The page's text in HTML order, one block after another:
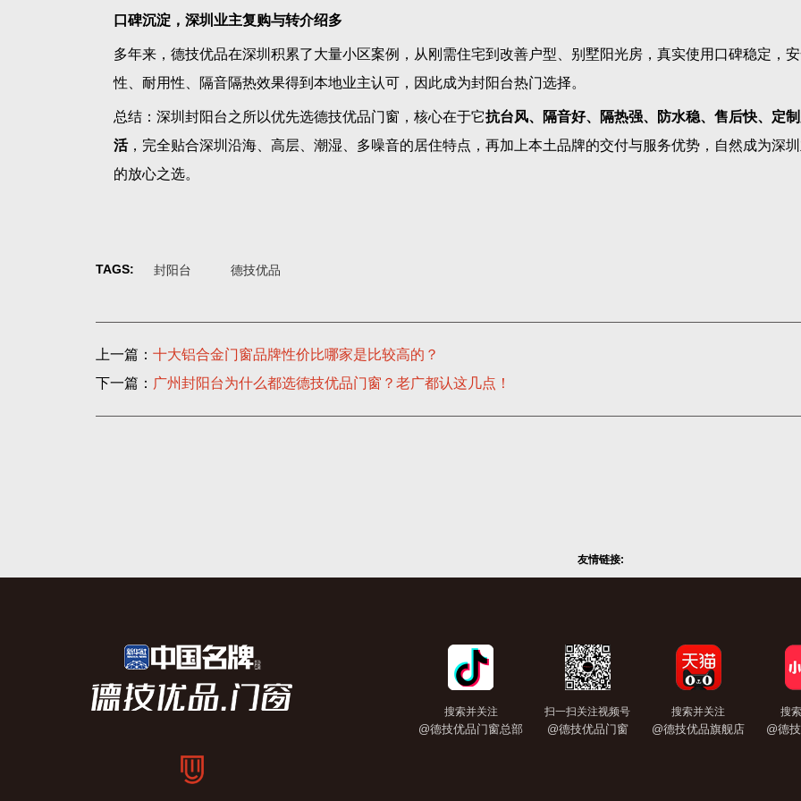
口碑沉淀，深圳业主复购与转介绍多
多年来，德技优品在深圳积累了大量小区案例，从刚需住宅到改善户型、别墅阳光房，真实使用口碑稳定，
性、耐用性、隔音隔热效果得到本地业主认可，因此成为封阳台热门选择。
总结：深圳封阳台之所以优先选德技优品门窗，核心在于它抗台风、隔音好、隔热强、防水稳、售后快、定制
活，完全贴合深圳沿海、高层、潮湿、多噪音的居住特点，再加上本土品牌的交付与服务优势，自然成为深
的放心之选。
TAGS: 封阳台 德技优品
上一篇： 十大铝合金门窗品牌性价比哪家是比较高的？
下一篇： 广州封阳台为什么都选德技优品门窗？老广都认这几点！
友情链接:
搜索并关注
@德技优品门窗总部
扫一扫关注视频号
@德技优品门窗
搜索并关注
@德技优品旗舰店
搜
@德